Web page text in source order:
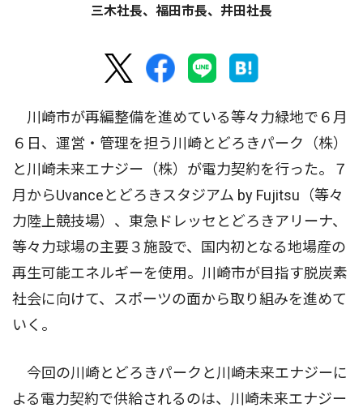
三木社長、福田市長、井田社長
川崎市が再編整備を進めている等々力緑地で６月
６日、運営・管理を担う川崎とどろきパーク（株）
と川崎未来エナジー（株）が電力契約を行った。７
月からUvanceとどろきスタジアム by Fujitsu（等々
力陸上競技場）、東急ドレッセとどろきアリーナ、
等々力球場の主要３施設で、国内初となる地場産の
再生可能エネルギーを使用。川崎市が目指す脱炭素
社会に向けて、スポーツの面から取り組みを進めて
いく。
今回の川崎とどろきパークと川崎未来エナジーに
よる電力契約で供給されるのは、川崎未来エナジー